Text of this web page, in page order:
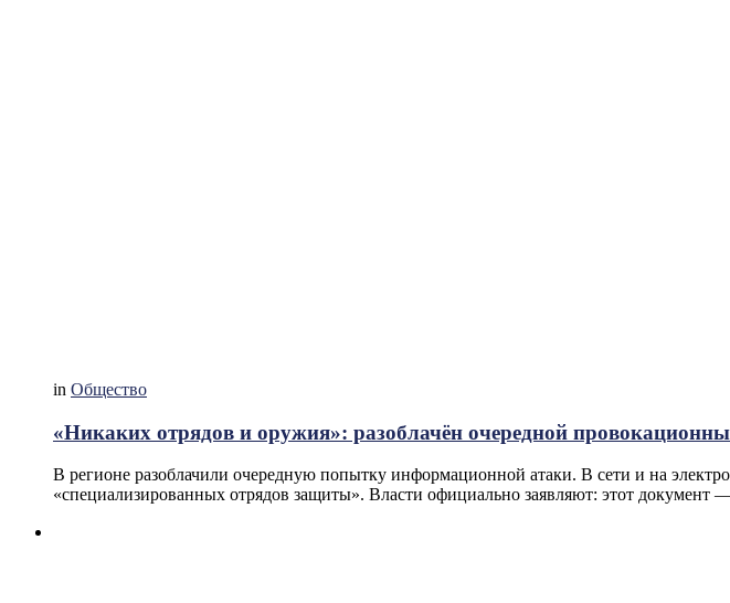
in Общество
«Никаких отрядов и оружия»: разоблачён очередной
В регионе разоблачили очередную попытку информационной атаки. В сети и на
«специализированных отрядов защиты». Власти официально заявляют: этот документ